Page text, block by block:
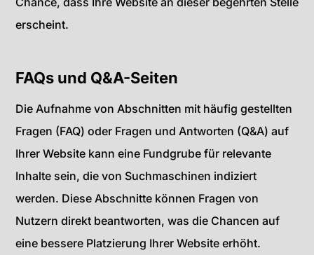
erscheint.
FAQs und Q&A-Seiten
Die Aufnahme von Abschnitten mit häufig gestellten
Fragen (FAQ) oder Fragen und Antworten (Q&A) auf
Ihrer Website kann eine Fundgrube für relevante
Inhalte sein, die von Suchmaschinen indiziert
werden. Diese Abschnitte können Fragen von
Nutzern direkt beantworten, was die Chancen auf
eine bessere Platzierung Ihrer Website erhöht.